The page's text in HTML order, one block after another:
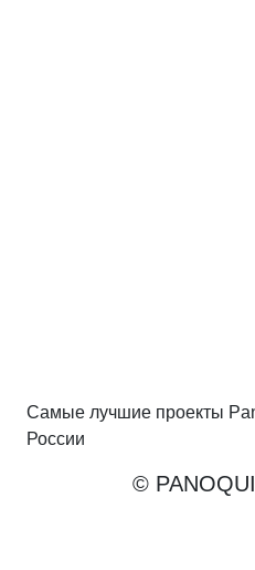
Самые лучшие проекты
России
©